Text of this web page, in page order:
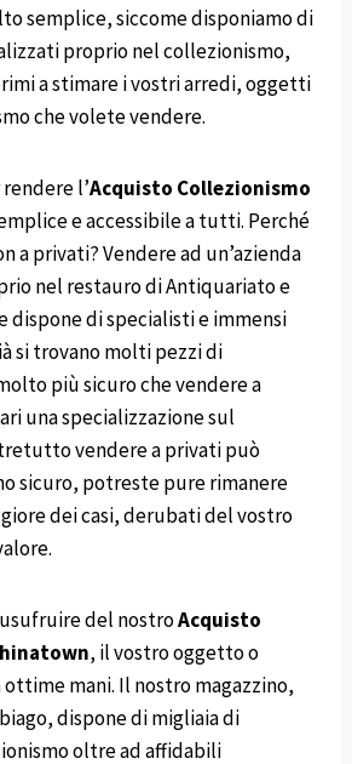
semplice, siccome disponiamo di
proprio nel collezionismo,
a stimare i vostri arredi, oggetti
che volete vendere.
l’Acquisto Collezionismo
e accessibile a tutti. Perché
a privati? Vendere ad un’azienda
nel restauro di Antiquariato e
dispone di specialisti e immensi
si trovano molti pezzi di
più sicuro che vendere a
una specializzazione sul
vendere a privati può
sicuro, potreste pure rimanere
dei casi, derubati del vostro
del nostroAcquisto
, il vostro oggetto o
mani. Il nostro magazzino,
dispone di migliaia di
oltre ad affidabili